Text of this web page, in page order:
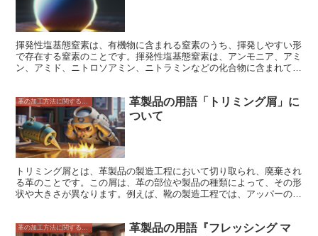
揮発性塩基態窒素は、有機物に含まれる窒素のうち、揮発しやすい形
で存在する窒素のことです。揮発性塩基態窒素は、アンモニア、アミ
ン、アミド、ニトロソアミン、ニトラミンなどの化合物に含まれてい
アの分子中の1つ以上の水素原子をアルキル基またはアリール基で置
換した化合物です。アミンは、魚介類や貝類など、水生生物に多く含
まれています。アミドは、アンモニアの分子中の水素原子を酸の残基
で置換した化合物です。アミドは、タンパク質やペプチドなど、生物
の体内に多く含まれています。ニトロソアミンは、アミンと亜硝酸塩
が反応して生成される化合物です。ニトロソアミンは、発がん性があ
ることが知られており、ハムやソーセージなどの加工食品に多く含ま
れています。ニトラミンは、アミンと硝酸が反応して生成される化合
物です。ニトラミンは、爆薬として使用されることが多いです。
革製品の用語「トリミング屑」に
ついて
トリミング屑とは、革製品の製造工程において切り取られ、廃棄され
る革のことです。この屑は、革の部位や製品の種類によって、その形
状や大きさが異なります。例えば、靴の製造工程では、アッパーの部
の革を裁断した際にできる屑や、バッグの底の部分の革を縫い合わせ
革の加工方法に関すること
革製品の用語『フレッシング マ